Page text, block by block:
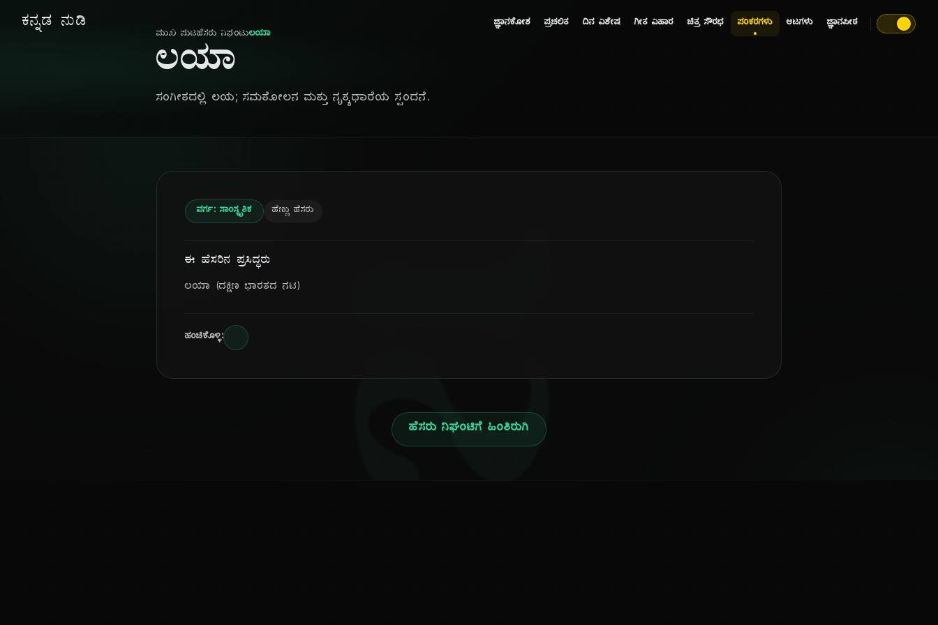
ಕನ್ನಡ ನುಡಿ ಜ್ಞಾನಕೋಶ ಪ್ರಚಲಿತ ದಿನ ವಿಶೇಷ ಗೀತ ವಿಹಾರ ಚಿತ್ರ ಸೌರಭ ಪರಿಕರಗಳು ಆಟಗಳು ಜ್ಞಾನಪೀಠ
ನ
ಮುಖ ಪುಟಹೆಸರು ನಿಘಂಟುಲಯಾ
ಲಯಾ
ಸಂಗೀತದಲ್ಲಿ ಲಯ; ಸಮತೋಲನ ಮತ್ತು ನೃತ್ಯಧಾರೆಯ ಸ್ಪಂದನೆ.
ವರ್ಗ: ಸಾಂಸ್ಕೃತಿಕ ಹೆಣ್ಣು ಹೆಸರು
ಈ ಹೆಸರಿನ ಪ್ರಸಿದ್ಧರು
ಲಯಾ (ದಕ್ಷಿಣ ಭಾರತದ ನಟಿ)
ಹಂಚಿಕೊಳ್ಳಿ:
ಹೆಸರು ನಿಘಂಟಿಗೆ ಹಿಂತಿರುಗಿ